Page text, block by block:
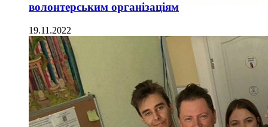
волонтерським організаціям
19.11.2022